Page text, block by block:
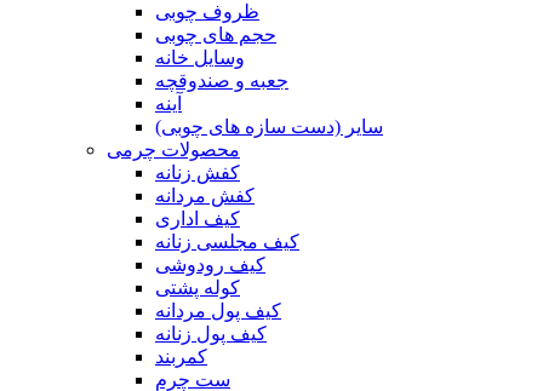
ظروف چوبی
حجم های چوبی
وسایل خانه
جعبه و صندوقچه
آینه
سایر (دست سازه های چوبی)
محصولات چرمی
کفش زنانه
کفش مردانه
کیف اداری
کیف مجلسی زنانه
کیف رودوشی
کوله پشتی
کیف پول مردانه
کیف پول زنانه
کمربند
ست چرم